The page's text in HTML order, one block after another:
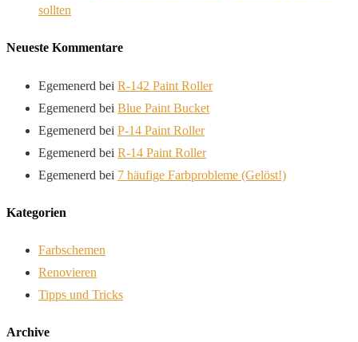
sollten
Neueste Kommentare
Egemenerd bei R-142 Paint Roller
Egemenerd bei Blue Paint Bucket
Egemenerd bei P-14 Paint Roller
Egemenerd bei R-14 Paint Roller
Egemenerd bei 7 häufige Farbprobleme (Gelöst!)
Kategorien
Farbschemen
Renovieren
Tipps und Tricks
Archive